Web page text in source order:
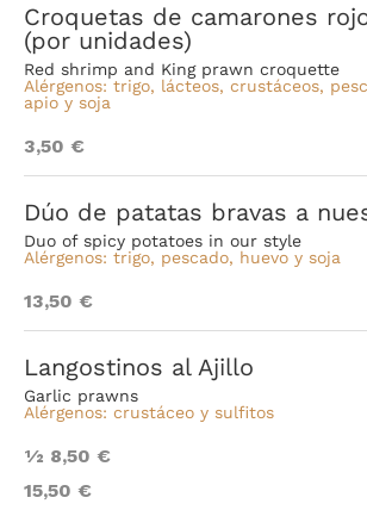
Croquetas de camarones
(por unidades)
Red shrimp and King prawn croquette
Alérgenos: trigo, lácteos, crustáceos,
apio y soja
3,50 €
Dúo de patatas bravas a
Duo of spicy potatoes in our style
Alérgenos: trigo, pescado, huevo y soja
13,50 €
Langostinos al Ajillo
Garlic prawns
Alérgenos: crustáceo y sulfitos
1⁄2 8,50 €
15,50 €